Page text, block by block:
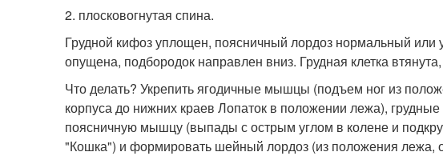
2. плосковогнутая спина.
Грудной кифоз уплощен, поясничный лордоз нормальный
опущена, подбородок направлен вниз. Грудная клетка
Что делать? Укрепить ягодичные мышцы (подъем ног из
корпуса до нижних краев Лопаток в положении лежа),
поясничную мышцу (выпады с острым углом в колене и
"Кошка") и формировать шейный лордоз (из положения лежа,